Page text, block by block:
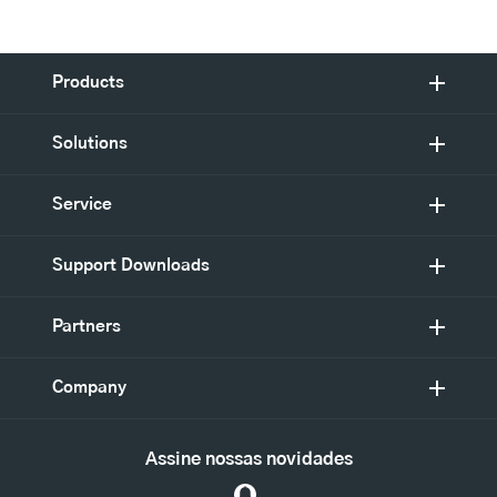
Products
Solutions
Service
Support Downloads
Partners
Company
Assine nossas novidades